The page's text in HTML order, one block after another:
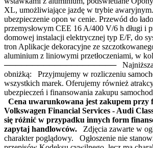
XL, umożliwiające jazdę w trybie
ubezpieczenie opon w cenie. Przewód do
przemysłowym CEE 16 A/400 V/6 h długi i
domowej instalacji elektrycznej typ E/F, do
tron Aplikacje dekoracyjne ze
aluminium z liniowymi przetłoczeniami, w
──────────────────── Najniższa
obniżką: Przyjmujemy w rozliczeniu
wszystkich marek. Oferujemy również
ubezpieczeń i finansowania zakupu
Cena uwarunkowana jest zakupem przy
Volkswagen Financial Services - Audi
się różnić w przypadku innych form
zapytaj handlowców. Zdjęcia zawarte w
charakter poglądowy. Ogłoszenie nie